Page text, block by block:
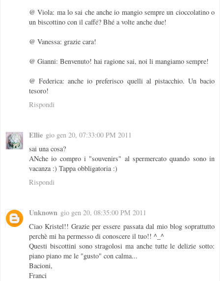
@ Viola: ma lo sai che anche io mangio sempre un cioccolatino o
un biscottino con il caffé? Bhé a volte anche due!
@ Vanessa: grazie cara!
@ Gianni: Benvenuto! hai ragione sai, noi li mangiamo sempre!
@ Federica: anche io preferisco quelli al pistacchio. Un bacio
tesoro!
Rispondi
Ellie gio gen 20, 07:33:00 PM 2011
sai una cosa?
ANche io compro i "souvenirs" al spermercato quando sono in
vacanza :) Tappa obbligatoria :)
Rispondi
Unknown gio gen 20, 08:35:00 PM 2011
Ciao Kristel!! Grazie per essere passata dal mio blog soprattutto
perchè mi ha permesso di conoscere il tuo!! ^_^
Questi biscottini sono stragolosi ma anche tutte le delizie sotto:
piano piano me le "gusto" con calma...
Bacioni,
Franci